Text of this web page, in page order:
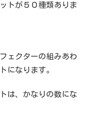
トが５０種類ありま
ェクターの組みあわ
になります。
は、かなりの数にな